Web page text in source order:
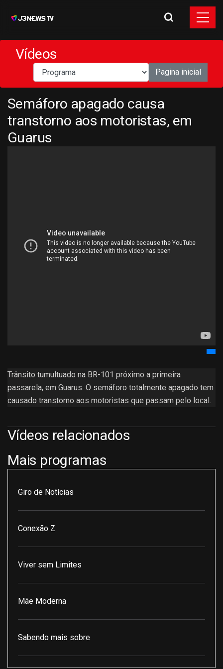
Vídeos
Pagina inicial
Semáforo apagado causa
transtorno aos motoristas, em
Guarus
Trânsito tumultuado na BR-101 próximo a primeira
passarela, em Guarus. O semáforo totalmente apagado tem
causado transtorno aos motoristas que passam pelo local.
Vídeos relacionados
Mais programas
Giro de Notícias
Conexão Z
Viver sem Limites
Mãe Moderna
Sabendo mais sobre